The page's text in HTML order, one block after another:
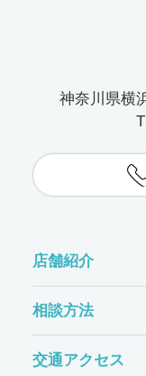
神奈川県横
店舗紹介
相談方法
交通アクセス